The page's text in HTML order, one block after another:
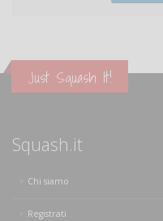
Just Squash It!
Squash.it
Chi siamo
Registrati